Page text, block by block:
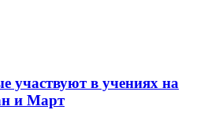
участвуют в учениях на
и Март